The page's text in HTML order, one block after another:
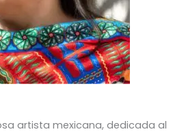
artista mexicana, dedicada al